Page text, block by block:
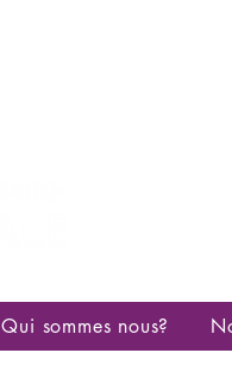
Qui sommes nous?